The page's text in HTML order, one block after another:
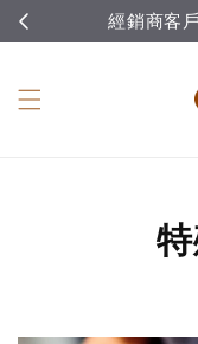
經銷商客